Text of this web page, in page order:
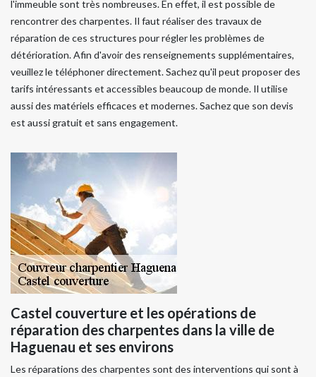
l'immeuble sont très nombreuses. En effet, il est possible de
rencontrer des charpentes. Il faut réaliser des travaux de
réparation de ces structures pour régler les problèmes de
détérioration. Afin d'avoir des renseignements supplémentaires,
veuillez le téléphoner directement. Sachez qu'il peut proposer des
tarifs intéressants et accessibles beaucoup de monde. Il utilise
aussi des matériels efficaces et modernes. Sachez que son devis
est aussi gratuit et sans engagement.
Castel couverture et les opérations de
réparation des charpentes dans la ville de
Haguenau et ses environs
Les réparations des charpentes sont des interventions qui sont à